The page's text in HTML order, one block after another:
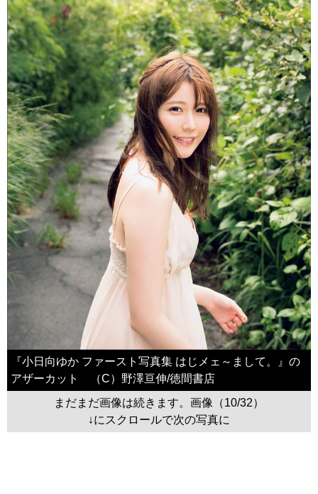
『小日向ゆか ファースト写真集 はじメェ～まして。』の
アザーカット （C）野澤亘伸/徳間書店
まだまだ画像は続きます。画像（10/32）
↓にスクロールで次の写真に